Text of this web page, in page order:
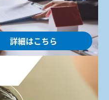
詳細はこちら